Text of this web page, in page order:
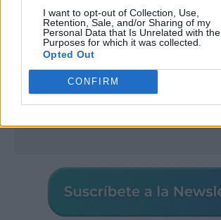
I want to opt-out of Collection, Use,
Retention, Sale, and/or Sharing of my
Personal Data that Is Unrelated with the
Purposes for which it was collected.
Opted Out
CONFIRM